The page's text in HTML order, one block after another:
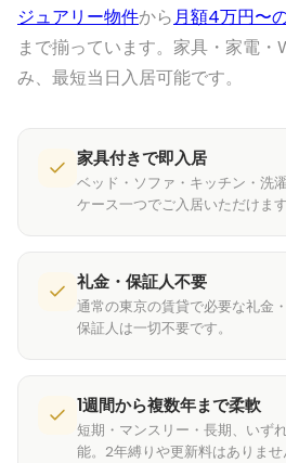
ジュアリー物件から月額4万円〜
まで揃っています。家具・家電
み、最短当日入居可能です。
家具付きで即入居
ベッド・ソファ・キッチン・洗
ケース一つでご入居いただけます
礼金・保証人不要
通常の東京の賃貸で必要な礼金
保証人は一切不要です。
1週間から複数年まで柔軟
短期・マンスリー・長期、いず
能。2年縛りや更新料はありませ